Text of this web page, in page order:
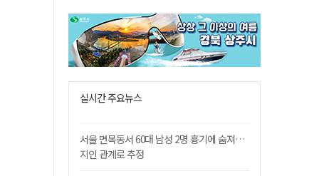
실시간 주요뉴스
서울 면목동서 60대 남성 2명 흉기에 숨져…
지인 관계로 추정